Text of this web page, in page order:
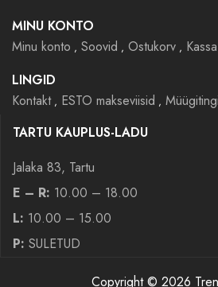
MINU KONTO
Minu konto
Soovid Ostukorv
Kassa
LINGID
Kontakt
ESTO makseviisid
TARTU KAUPLUS-LADU
Jalaka 83, Tartu
E – R: 10.00 – 18.00
L: 10.00 – 15.00
P: SULETUD
Copyright © 2026